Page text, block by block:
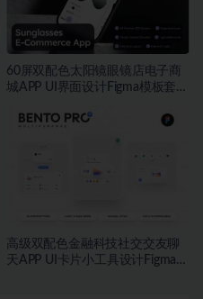
60屏双配色太阳镜眼镜店电子商
城APP UI界面设计Figma模板套件
高级双配色金融科技社交交友聊
天APP UI卡片小工具设计Figma格